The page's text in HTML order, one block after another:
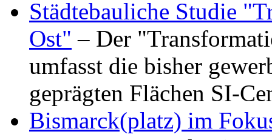
Städtebauliche Studie
Ost" – Der
umfasst die bisher
geprägten Flächen SI-
Bismarck(platz) im